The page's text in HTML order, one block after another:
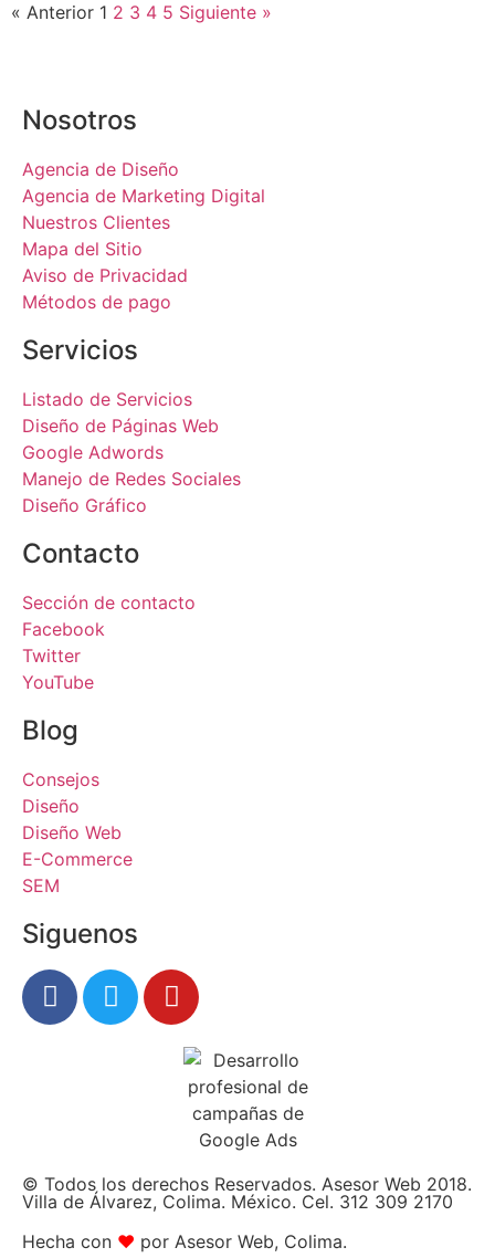
« Anterior 1 2 3 4 5 Siguiente »
Nosotros
Agencia de Diseño
Agencia de Marketing Digital
Nuestros Clientes
Mapa del Sitio
Aviso de Privacidad
Métodos de pago
Servicios
Listado de Servicios
Diseño de Páginas Web
Google Adwords
Manejo de Redes Sociales
Diseño Gráfico
Contacto
Sección de contacto
Facebook
Twitter
YouTube
Blog
Consejos
Diseño
Diseño Web
E-Commerce
SEM
Siguenos
© Todos los derechos Reservados. Asesor Web 2018.
Villa de Álvarez, Colima. México. Cel. 312 309 2170
Hecha con ❤ por Asesor Web, Colima.